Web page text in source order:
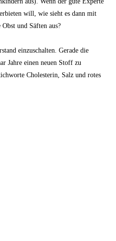
will, wie sieht es dann mit
und Säften aus?
einzuschalten. Gerade die
Jahre einen neuen Stoff zu
Cholesterin, Salz und rotes